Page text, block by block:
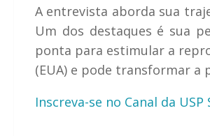
A entrevista aborda sua
Um dos destaques é sua
ponta para estimular a
(EUA) e pode transformar a
Inscreva-se no Canal da